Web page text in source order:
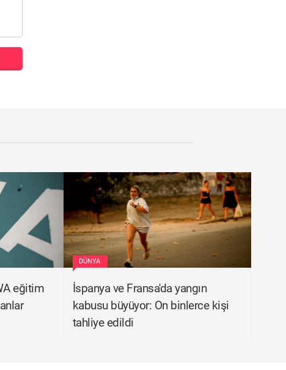
eğitim
DÜNYA
İspanya ve Fransa'da yangın
kabusu büyüyor: On binlerce kişi
tahliye edildi